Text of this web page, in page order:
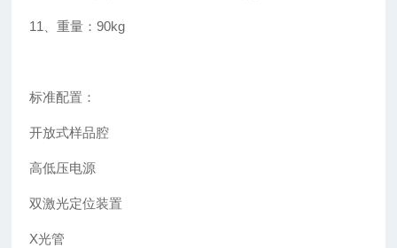
11、重量：90kg
标准配置：
开放式样品腔
高低压电源
双激光定位装置
X光管